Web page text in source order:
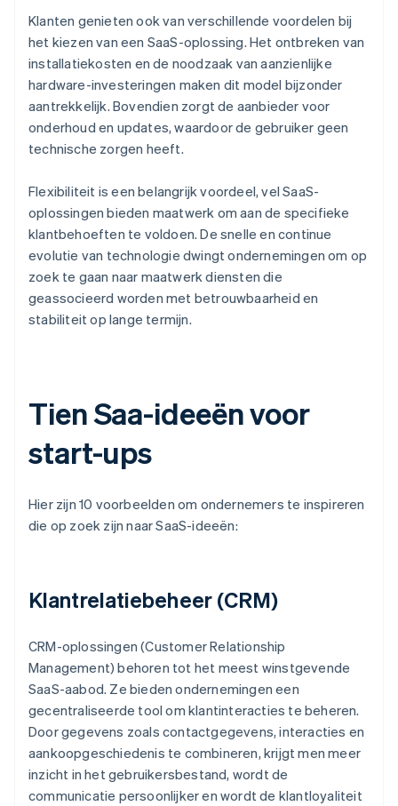
Klanten genieten ook van verschillende voordelen bij
het kiezen van een SaaS-oplossing. Het ontbreken van
installatiekosten en de noodzaak van aanzienlijke
hardware-investeringen maken dit model bijzonder
aantrekkelijk. Bovendien zorgt de aanbieder voor
onderhoud en updates, waardoor de gebruiker geen
technische zorgen heeft.
Flexibiliteit is een belangrijk voordeel, vel SaaS-
oplossingen bieden maatwerk om aan de specifieke
klantbehoeften te voldoen. De snelle en continue
evolutie van technologie dwingt ondernemingen om op
zoek te gaan naar maatwerk diensten die
geassocieerd worden met betrouwbaarheid en
stabiliteit op lange termijn.
Tien Saa-ideeën voor
start-ups
Hier zijn 10 voorbeelden om ondernemers te inspireren
die op zoek zijn naar SaaS-ideeën:
Klantrelatiebeheer (CRM)
CRM-oplossingen (Customer Relationship
Management) behoren tot het meest winstgevende
SaaS-aabod. Ze bieden ondernemingen een
gecentraliseerde tool om klantinteracties te beheren.
Door gegevens zoals contactgegevens, interacties en
aankoopgeschiedenis te combineren, krijgt men meer
inzicht in het gebruikersbestand, wordt de
communicatie persoonlijker en wordt de klantloyaliteit